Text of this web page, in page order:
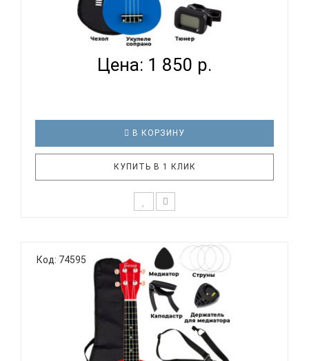
TERRIS JUS-10 PACK BL - УКУЛЕЛЕ КОМПЛЕКТ...
Цена: 1 850 р.
В КОРЗИНУ
КУПИТЬ В 1 КЛИК
начинающего музыканта - отличный выбор, если
нужен подарок для детей или для любимой
девушки. Стильный и красочный дизайн, мягкое
звучание маленькой гавайской гитары не оставят
равнодушными никого. Уку..
Код: 74595